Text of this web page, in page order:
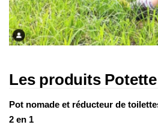
Les produits
Pot nomade et réducteur de
2 en 1